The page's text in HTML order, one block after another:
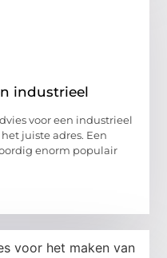
industrieel
voor een industrieel
juiste adres. Een
enorm populair